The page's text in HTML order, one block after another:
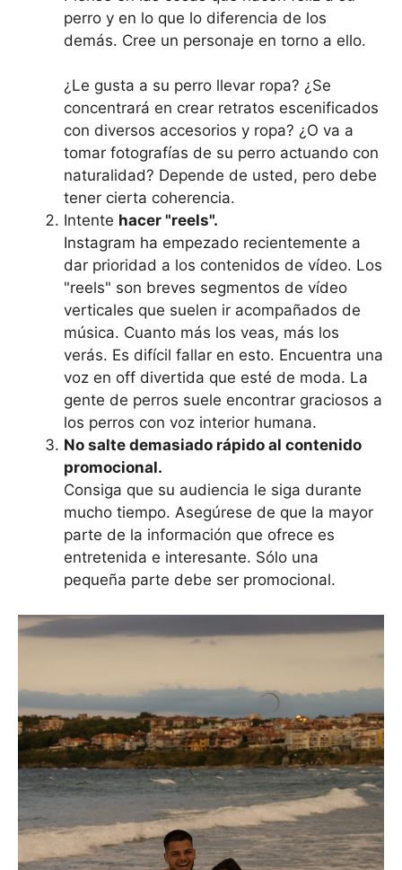
perro y en lo que lo diferencia de los
demás. Cree un personaje en torno a ello.
¿Le gusta a su perro llevar ropa? ¿Se
concentrará en crear retratos escenificados
con diversos accesorios y ropa? ¿O va a
tomar fotografías de su perro actuando con
naturalidad? Depende de usted, pero debe
tener cierta coherencia.
Intente hacer "reels".
Instagram ha empezado recientemente a
dar prioridad a los contenidos de vídeo. Los
"reels" son breves segmentos de vídeo
verticales que suelen ir acompañados de
música. Cuanto más los veas, más los
verás. Es difícil fallar en esto. Encuentra una
voz en off divertida que esté de moda. La
gente de perros suele encontrar graciosos a
los perros con voz interior humana.
No salte demasiado rápido al contenido
promocional.
Consiga que su audiencia le siga durante
mucho tiempo. Asegúrese de que la mayor
parte de la información que ofrece es
entretenida e interesante. Sólo una
pequeña parte debe ser promocional.